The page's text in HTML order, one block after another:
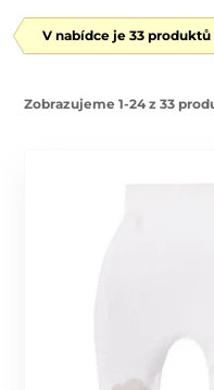
V nabídce je 33 produktů
Zobrazujeme 1-24 z 33